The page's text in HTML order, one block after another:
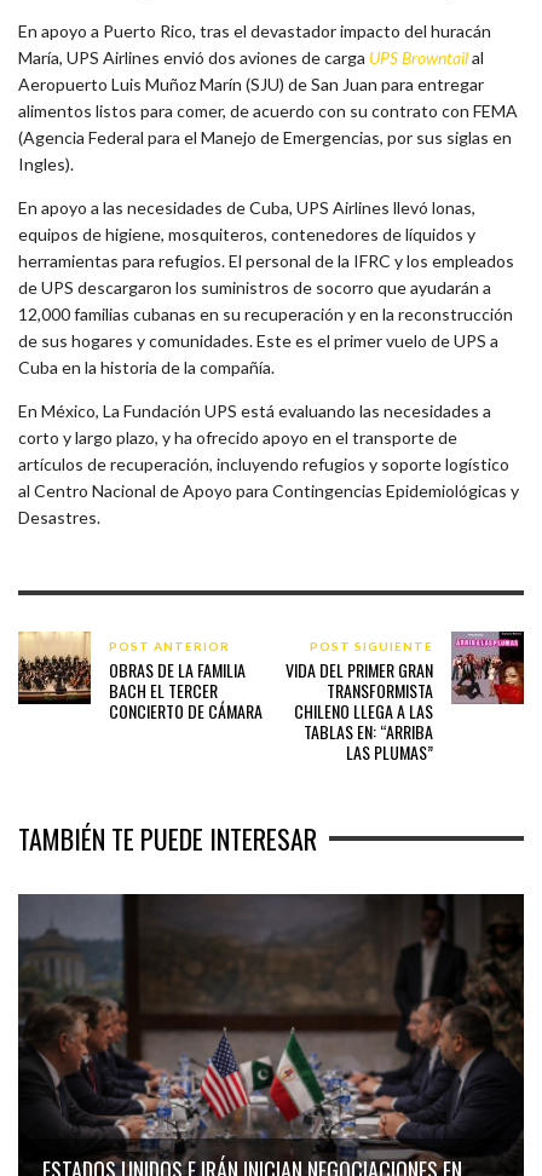
En apoyo a Puerto Rico, tras el devastador impacto del huracán
María, UPS Airlines envió dos aviones de carga UPS Browntailal
Aeropuerto Luis Muñoz Marín (SJU) de San Juan para entregar
alimentos listos para comer, de acuerdo con su contrato con FEMA
(Agencia Federal para el Manejo de Emergencias, por sus siglas en
Ingles).
En apoyo a las necesidades de Cuba, UPS Airlines llevó lonas,
equipos de higiene, mosquiteros, contenedores de líquidos y
herramientas para refugios. El personal de la IFRC y los empleados
de UPS descargaron los suministros de socorro que ayudarán a
12,000 familias cubanas en su recuperación y en la reconstrucción
de sus hogares y comunidades. Este es el primer vuelo de UPS a
Cuba en la historia de la compañía.
En México, La Fundación UPS está evaluando las necesidades a
corto y largo plazo, y ha ofrecido apoyo en el transporte de
artículos de recuperación, incluyendo refugios y soporte logístico
al Centro Nacional de Apoyo para Contingencias Epidemiológicas y
Desastres.
POST ANTERIOR
OBRAS DE LA FAMILIA
BACH EL TERCER
CONCIERTO DE CÁMARA
POST SIGUIENTE
VIDA DEL PRIMER GRAN
TRANSFORMISTA
CHILENO LLEGA A LAS
TABLAS EN: “ARRIBA
LAS PLUMAS”
TAMBIÉN TE PUEDE INTERESAR